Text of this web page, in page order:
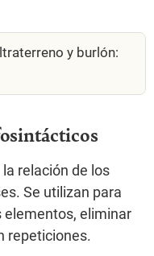
y burlón:
relación de los
Se utilizan para
elementos, eliminar
repeticiones.